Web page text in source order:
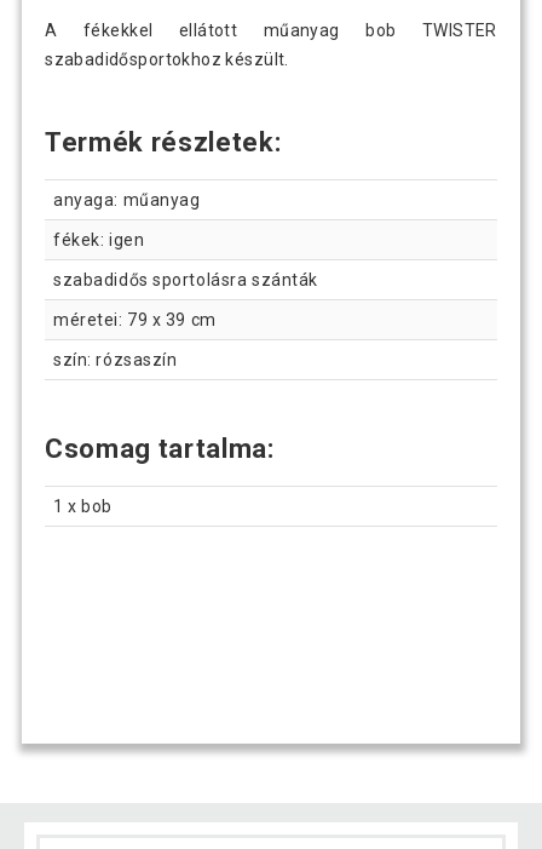
A fékekkel ellátott műanyag bob TWISTER
szabadidősportokhoz készült.
Termék részletek:
anyaga: műanyag
fékek: igen
szabadidős sportolásra szánták
méretei: 79 x 39 cm
szín: rózsaszín
Csomag tartalma:
1 x bob